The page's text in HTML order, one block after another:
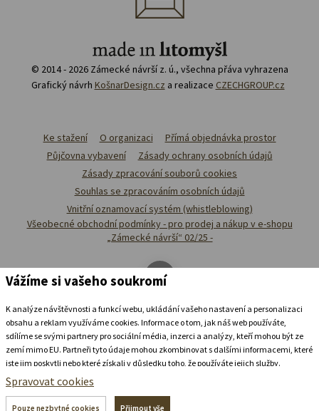
Ubytovat se v
© 2014 - 2026 Zámecké návrší z. ú., všechna přáva vyhrazena
Grafický návrh KošnarDesign.cz a realizace CZECHGROUP.cz
Ke stažení O organizaci
Přímá objednávka prostor
Půjčovna vybavení
Zásady ochrany osobních údajů
Zásady zpracování souborů cookies
Souhlas se zpracováním osobních údajů
Vnitřní oznamovací systém (whistleblowing)
Všeobecné obchodní podmínky - pro prodej a nákup v e-shopu
„Zámecké návrší“ 02/25 -
Vážíme si vašeho soukromí
K analýze návštěvnosti a funkcí webu, ukládání vašeho nastavení a personalizaci
obsahu a reklam využíváme cookies. Informace o tom, jak náš web používáte,
sdílíme se svými partnery pro sociální média, inzerci a analýzy, kteří mohou být ze
zemí mimo EU. Partneři tyto údaje mohou zkombinovat s dalšími informacemi, které
jste jim poskytli nebo které získali v důsledku toho, že používáte jejich služby.
Podrobné informace
Spravovat cookies
Pouze nezbytné cookies Přijmout vše